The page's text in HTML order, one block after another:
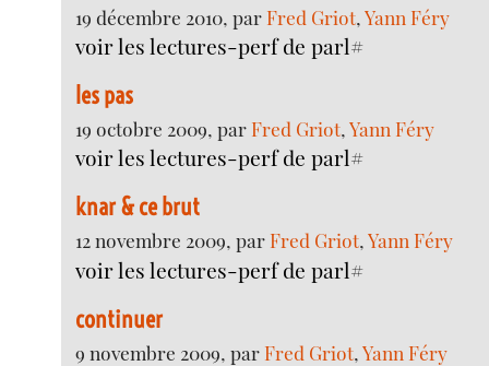
19 décembre 2010, parFred Griot ,Yann Féry
voir les lectures-perf de parl#
les pas
19 octobre 2009, parFred Griot,Yann Féry
voir les lectures-perf de parl#
knar & ce brut
12 novembre 2009, parFred Griot,Yann Féry
voir les lectures-perf de parl#
continuer
9 novembre 2009, parFred Griot,Yann Féry